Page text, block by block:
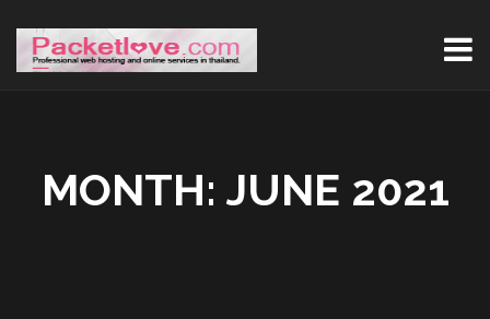
MONTH: JUNE 2021